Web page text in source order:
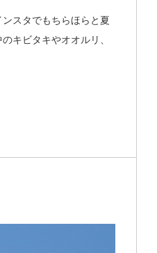
スタでもちらほらと夏
キビタキやオオルリ、